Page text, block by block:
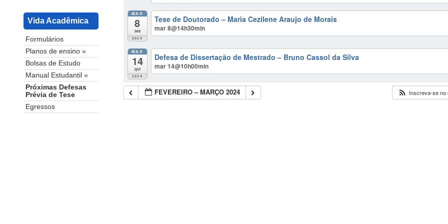
Vida Acadêmica
Formulários
Planos de ensino »
Bolsas de Estudo
Manual Estudantil »
Próximas Defesas
Prévia de Tese
Egressos
MAR
8
sex
2024
Tese de Doutorado – Maria Cezilene Araujo de Morais
mar 8@14h30min
MAR
14
qui
2024
Defesa de Dissertação de Mestrado – Bruno Cassol da Silva
mar 14@10h00min
FEVEREIRO – MARÇO 2024 Inscreva-se no